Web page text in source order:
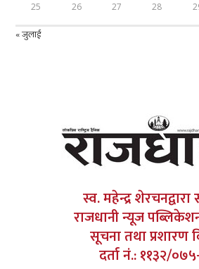
25 26 27 28
« जुलाई
स्व. महेन्द्र शेरचनद्वारा
राजधानी न्यूज
सूचना तथा प्रशारण
दर्ता नं.: ११३२/